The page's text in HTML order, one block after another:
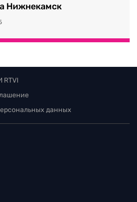
Нижнекамск
данных